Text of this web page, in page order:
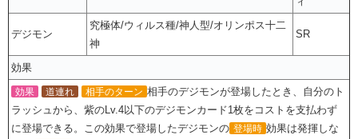
デジモン
究極体/ウィルス種/神人型/オリンポス十二
神
SR
効果
効果 道連れ 相手のターン 相手のデジモンが登場したとき、自分のト
ラッシュから、紫のLv.4以下のデジモンカード1枚をコストを支払わず
に登場できる。この効果で登場したデジモンの 登場時 効果は発揮しな